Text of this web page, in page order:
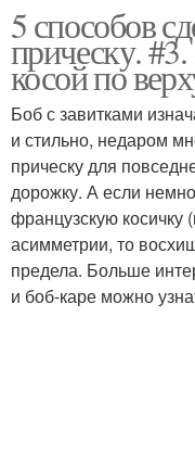
Объемные
Стильные
5 способов
прическу.
косой по
Боб с завитками
и стильно, недаром
прическу для
дорожку. А если
французскую
асимметрии, то
предела. Больше
и боб-каре можно